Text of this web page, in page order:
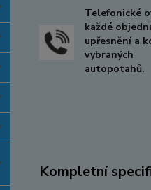
Telefonické
každé
upřesnění a
vybraných
autopotahů.
Kompletní